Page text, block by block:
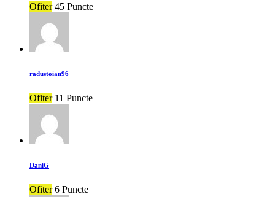
Ofiter 45 Puncte
radustoian96
Ofiter 11 Puncte
DaniG
Ofiter 6 Puncte